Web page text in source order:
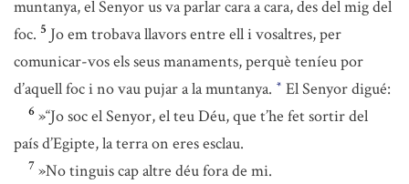
muntanya, el Senyor us va parlar cara a cara, des del mig del
foc. 5 Jo em trobava llavors entre ell i vosaltres, per
comunicar-vos els seus manaments, perquè teníeu por
d’aquell foc i no vau pujar a la muntanya. * El Senyor digué:
6 »“Jo soc el Senyor, el teu Déu, que t’he fet sortir del
país d’Egipte, la terra on eres esclau.
7 »No tinguis cap altre déu fora de mi.